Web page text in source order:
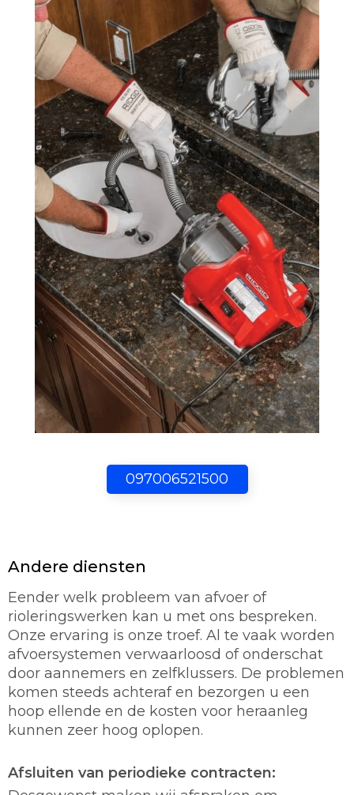
097006521500
Andere diensten
Eender welk probleem van afvoer of
rioleringswerken kan u met ons bespreken.
Onze ervaring is onze troef. Al te vaak worden
afvoersystemen verwaarloosd of onderschat
door aannemers en zelfklussers. De problemen
komen steeds achteraf en bezorgen u een
hoop ellende en de kosten voor heraanleg
kunnen zeer hoog oplopen.
Afsluiten van periodieke contracten: